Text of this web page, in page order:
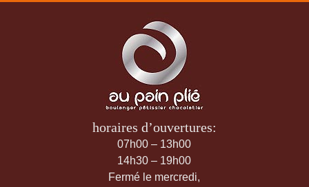
horaires d’ouvertures:
07h00 – 13h00
14h30 – 19h00
Fermé le mercredi,